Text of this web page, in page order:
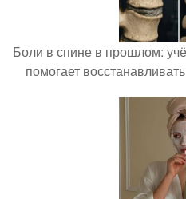
Боли в спине в прошлом:
помогает